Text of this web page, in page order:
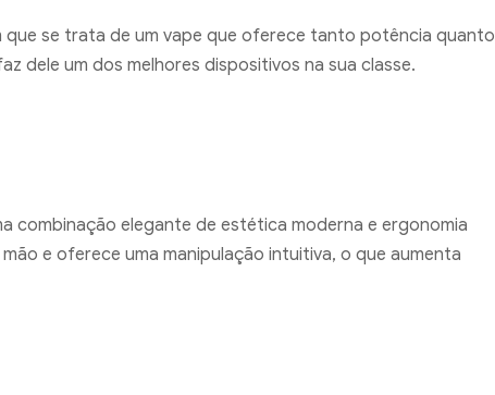
se trata de um vape que oferece tanto potência quanto
dele um dos melhores dispositivos na sua classe.
combinação elegante de estética moderna e ergonomia
e oferece uma manipulação intuitiva, o que aumenta